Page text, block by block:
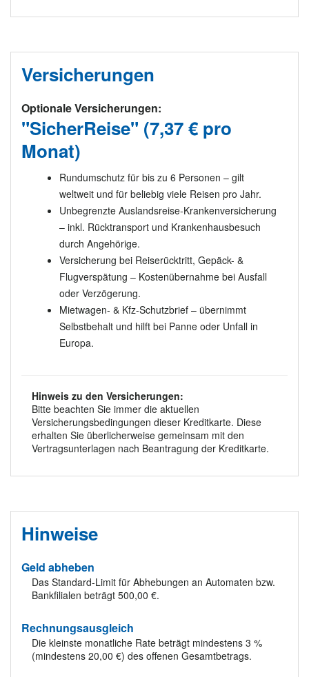
Versicherungen
Optionale Versicherungen:
"SicherReise" (7,37 € pro
Monat)
Rundumschutz für bis zu 6 Personen – gilt
weltweit und für beliebig viele Reisen pro Jahr.
Unbegrenzte Auslandsreise-Krankenversicherung
– inkl. Rücktransport und Krankenhausbesuch
durch Angehörige.
Versicherung bei Reiserücktritt, Gepäck- &
Flugverspätung – Kostenübernahme bei Ausfall
oder Verzögerung.
Mietwagen- & Kfz-Schutzbrief – übernimmt
Selbstbehalt und hilft bei Panne oder Unfall in
Europa.
Hinweis zu den Versicherungen:
Bitte beachten Sie immer die aktuellen
Versicherungsbedingungen dieser Kreditkarte. Diese
erhalten Sie überlicherweise gemeinsam mit den
Vertragsunterlagen nach Beantragung der Kreditkarte.
Hinweise
Geld abheben
Das Standard-Limit für Abhebungen an Automaten bzw.
Bankfilialen beträgt 500,00 €.
Rechnungsausgleich
Die kleinste monatliche Rate beträgt mindestens 3 %
(mindestens 20,00 €) des offenen Gesamtbetrags.